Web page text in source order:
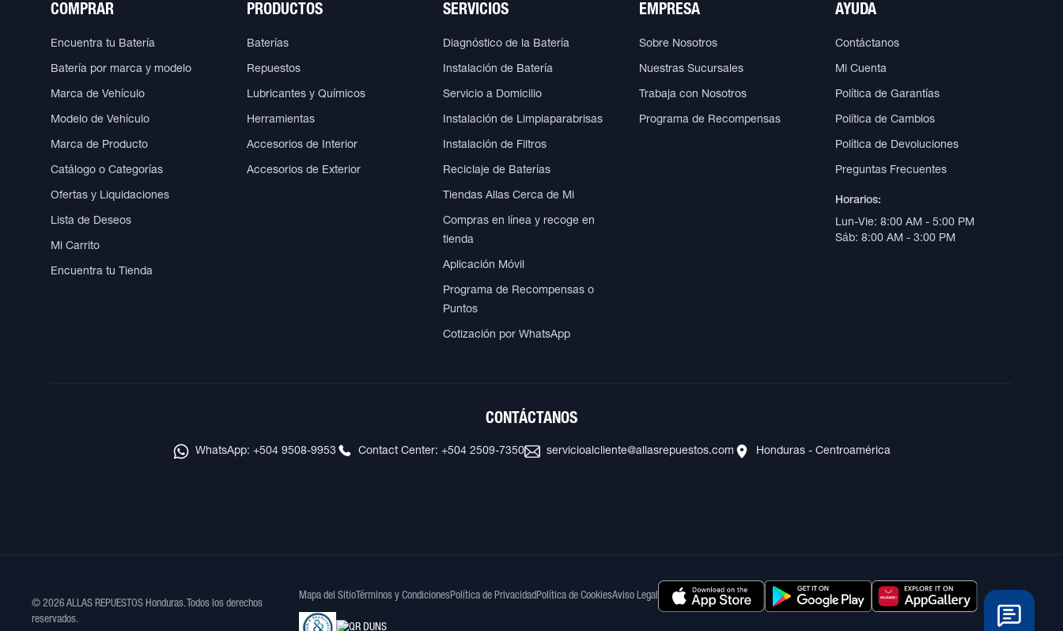
COMPRAR
Encuentra tu Batería
Batería por marca y modelo
Marca de Vehículo
Modelo de Vehículo
Marca de Producto
Catálogo o Categorías
Ofertas y Liquidaciones
Lista de Deseos
Mi Carrito
Encuentra tu Tienda
PRODUCTOS
Baterías
Repuestos
Lubricantes y Químicos
Herramientas
Accesorios de Interior
Accesorios de Exterior
SERVICIOS
Diagnóstico de la Batería
Instalación de Batería
Servicio a Domicilio
Instalación de Limpiaparabrisas
Instalación de Filtros
Reciclaje de Baterías
Tiendas Allas Cerca de Mi
Compras en línea y recoge en
tienda
Aplicación Móvil
Programa de Recompensas o
Puntos
Cotización por WhatsApp
EMPRESA
Sobre Nosotros
Nuestras Sucursales
Trabaja con Nosotros
Programa de Recompensas
AYUDA
Contáctanos
Mi Cuenta
Política de Garantías
Política de Cambios
Política de Devoluciones
Preguntas Frecuentes
Horarios:
Lun-Vie: 8:00 AM - 5:00 PM
Sáb: 8:00 AM - 3:00 PM
CONTÁCTANOS
WhatsApp: +504 9508-9953 Contact Center: +504 2509-7350 servicioalcliente@allasrepuestos.com Honduras - Centroamérica
© 2026 ALLAS REPUESTOS Honduras. Todos los derechos
reservados.
Mapa del Sitio Términos y CondicionesPolítica de Privacidad Política de CookiesAviso Legal